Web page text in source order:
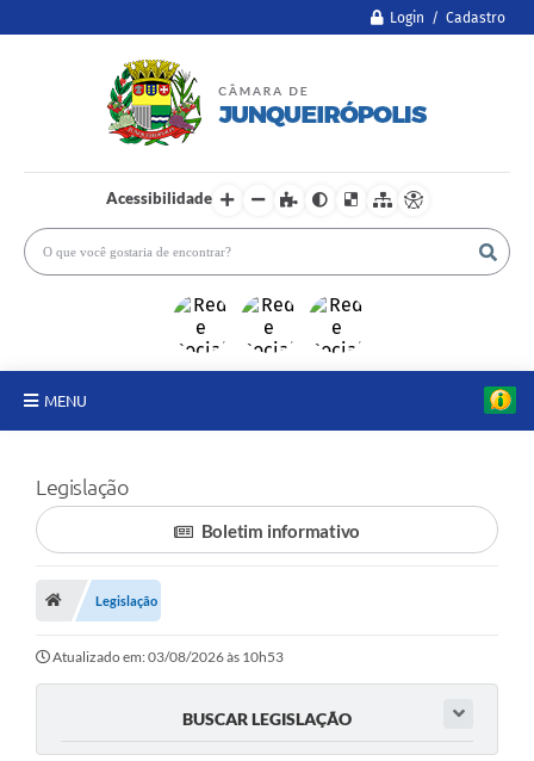
Login / Cadastro
Acessibilidade
MENU
Legislativo
Proposições
Legislação
Legislação
Boletim informativo
Legislação
Atualizado em: 03/08/2026 às 10h53
BUSCAR LEGISLAÇÃO